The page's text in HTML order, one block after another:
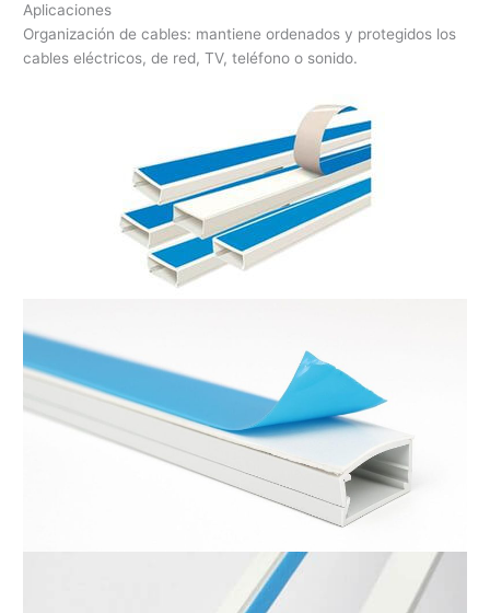
Aplicaciones
Organización de cables: mantiene ordenados y protegidos los
cables eléctricos, de red, TV, teléfono o sonido.